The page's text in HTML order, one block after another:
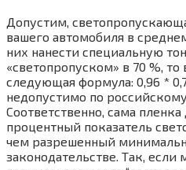
Допустим,
вашего автомобиля в
них нанести специальную
«светопропуском» в 70 %, то
следующая формула: 0,96 *
недопустимо по
Соответственно, сама
процентный показатель
чем разрешенный
законодательстве. Так,